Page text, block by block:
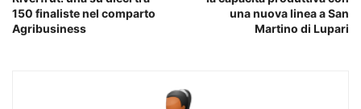
150 finaliste nel comparto
Agribusiness
una nuova linea a San
Martino di Lupari